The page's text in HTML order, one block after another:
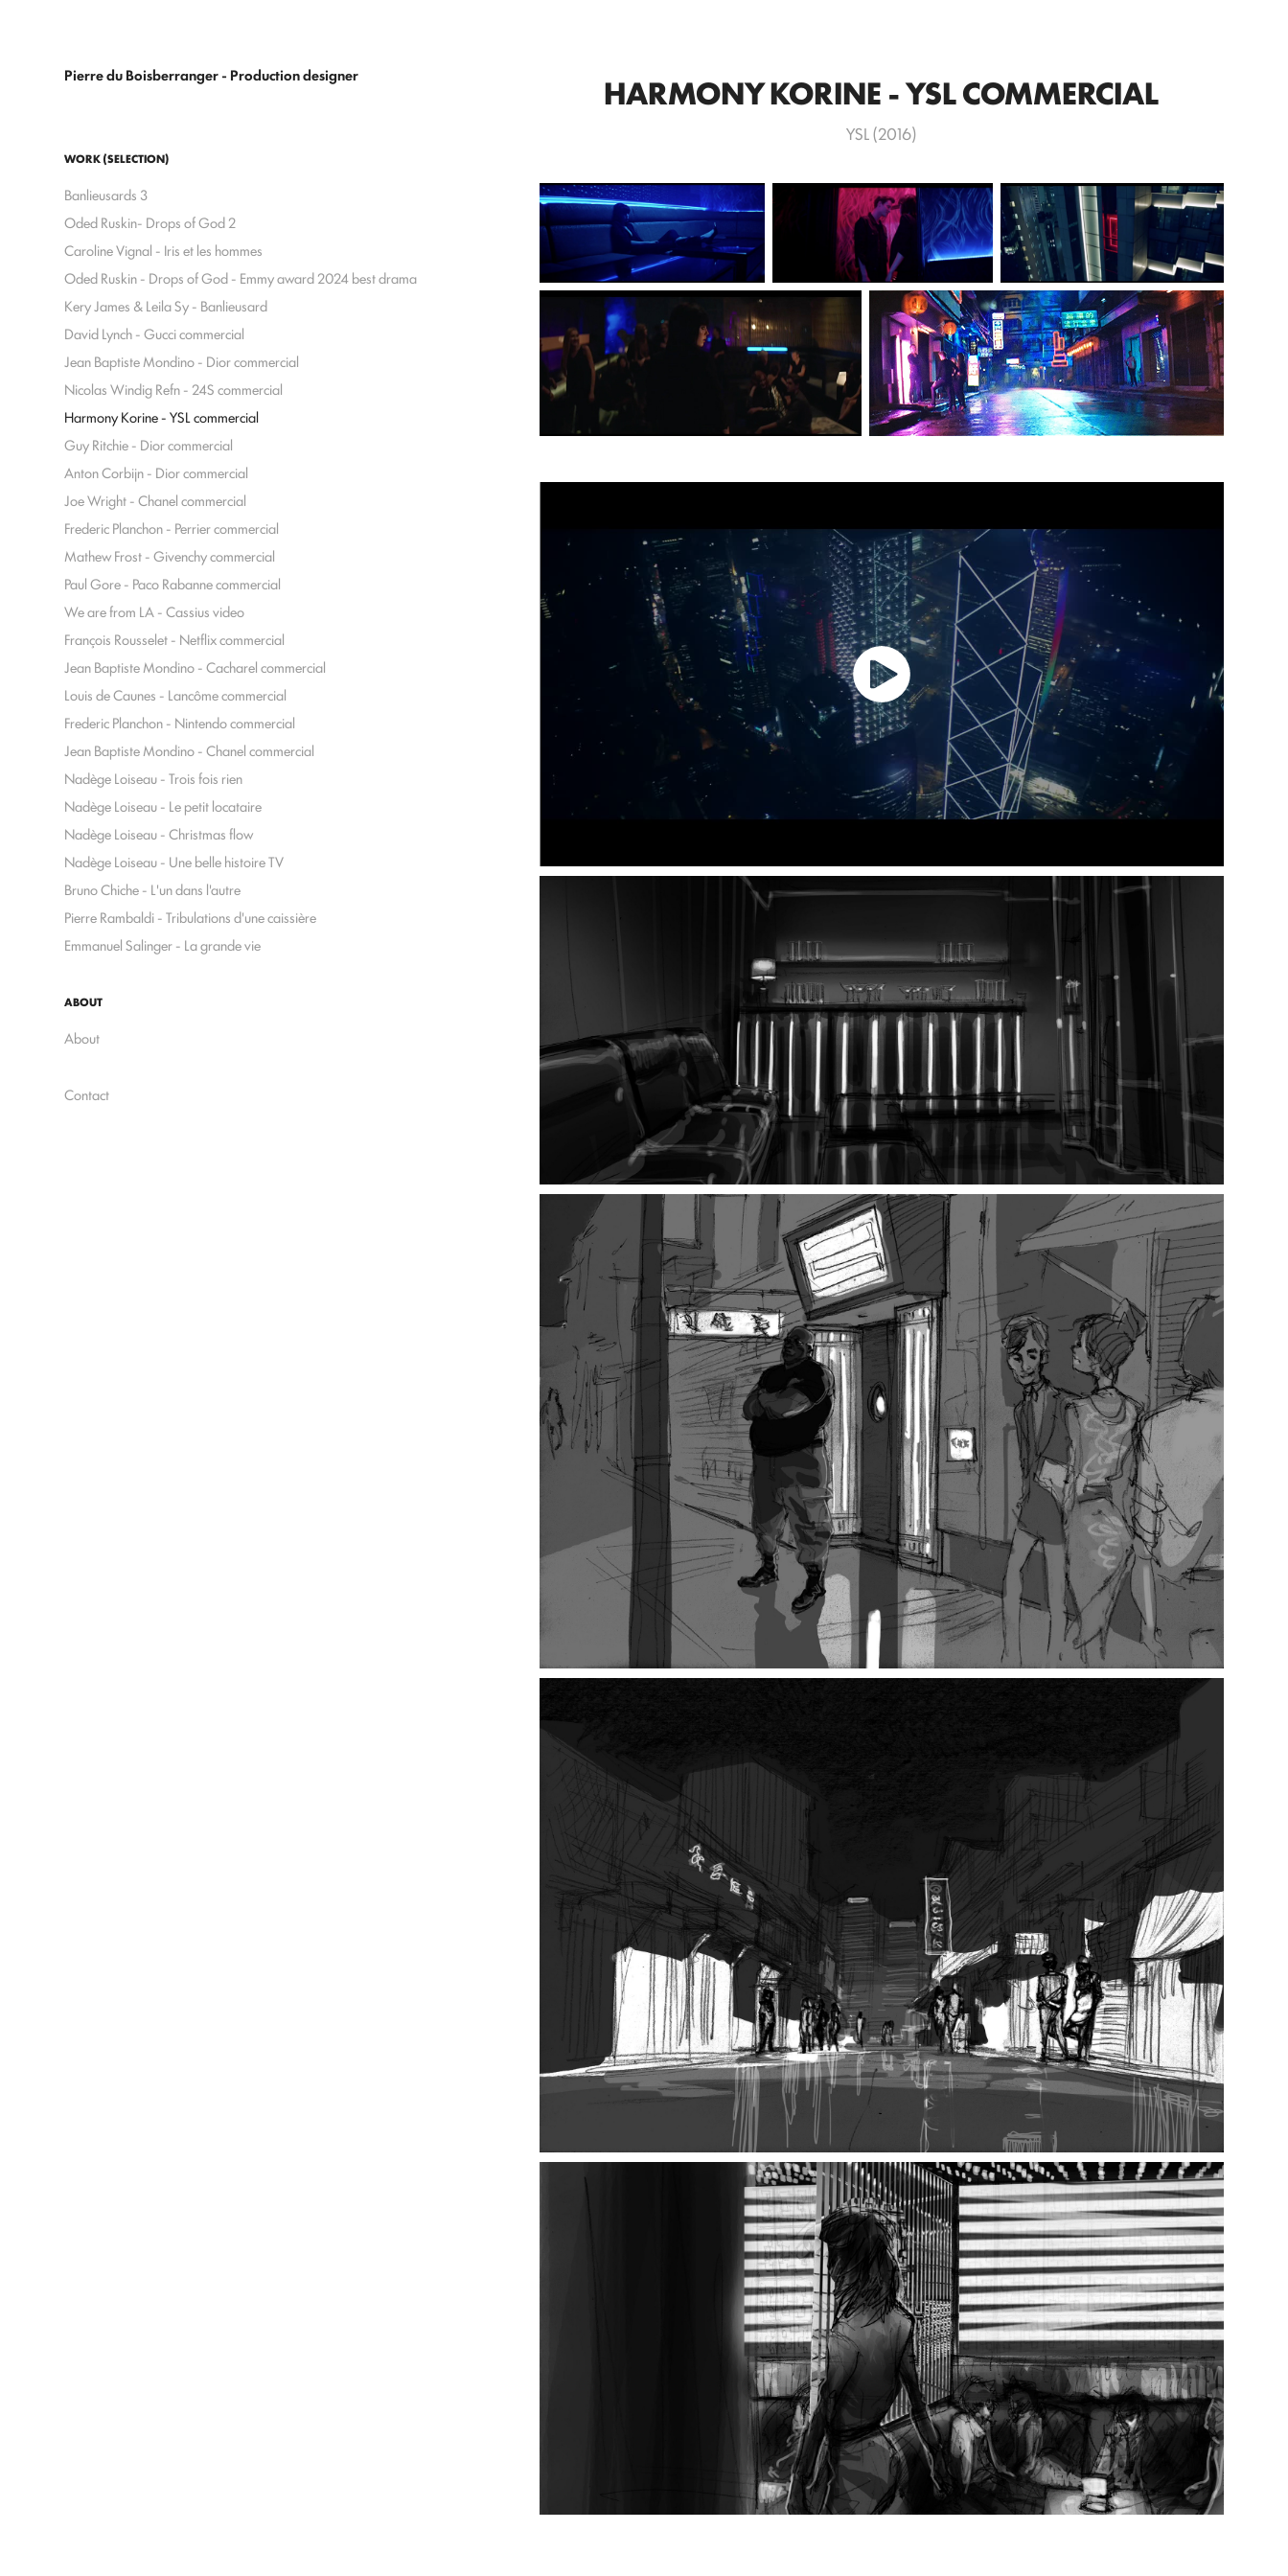
Pierre du Boisberranger - Production designer
WORK (SELECTION)
Banlieusards 3
Oded Ruskin- Drops of God 2
Caroline Vignal - Iris et les hommes
Oded Ruskin - Drops of God - Emmy award 2024 best drama
Kery James & Leila Sy - Banlieusard
David Lynch - Gucci commercial
Jean Baptiste Mondino - Dior commercial
Nicolas Windig Refn - 24S commercial
Harmony Korine - YSL commercial
Guy Ritchie - Dior commercial
Anton Corbijn - Dior commercial
Joe Wright - Chanel commercial
Frederic Planchon - Perrier commercial
Mathew Frost - Givenchy commercial
Paul Gore - Paco Rabanne commercial
We are from LA - Cassius video
François Rousselet - Netflix commercial
Jean Baptiste Mondino - Cacharel commercial
Louis de Caunes - Lancôme commercial
Frederic Planchon - Nintendo commercial
Jean Baptiste Mondino - Chanel commercial
Nadège Loiseau - Trois fois rien
Nadège Loiseau - Le petit locataire
Nadège Loiseau - Christmas flow
Nadège Loiseau - Une belle histoire TV
Bruno Chiche - L'un dans l'autre
Pierre Rambaldi - Tribulations d'une caissière
Emmanuel Salinger - La grande vie
ABOUT
About
Contact
HARMONY KORINE - YSL COMMERCIAL
YSL (2016)